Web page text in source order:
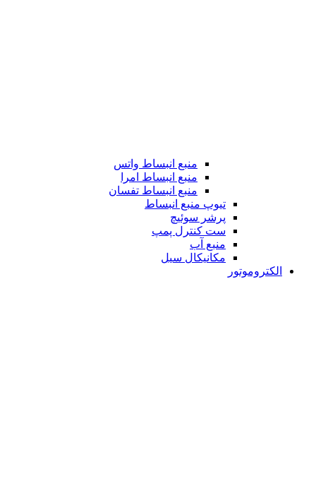
منبع انبساط واتس
منبع انبساط امرا
منبع انبساط تفسان
تیوپ منبع انبساط
پرشر سوئیچ
ست کنترل پمپ
منبع آب
مکانیکال سیل
الکتروموتور